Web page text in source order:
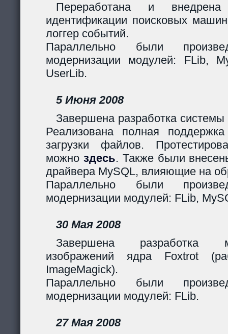
Переработана и
идентификации поисковых
логгер событий.
Параллельно были
модернизации модулей: FLib,
UserLib.
5 Июня 2008
Завершена разработка
Реализована полная
загрузки файлов.
можно здесь. Также были
драйвера MySQL, влияющие на
Параллельно были
модернизации модулей: FLib,
30 Мая 2008
Завершена разработка
изображений ядра Foxtrot
ImageMagick).
Параллельно были
модернизации модулей: FLib.
27 Мая 2008